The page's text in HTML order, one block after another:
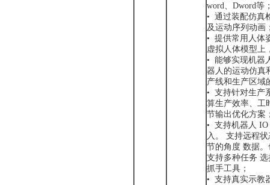
word、Dword等
• 通过装配仿真
及运动序列动画
• 提供常用人体
虚拟人体模型上
• 能够实现机器
器人的运动仿真
产线和生产区域
• 支持针对生产
算生产效率、工
节输出优化方案
• 支持机器人
入。 支持远程
节的角度 数据
支持多种任务
抓手工具；
• 支持真实示教